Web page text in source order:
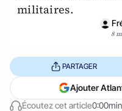
militaires.
8
Écoutez cet article0:00min
PARTAGER
Ajouter